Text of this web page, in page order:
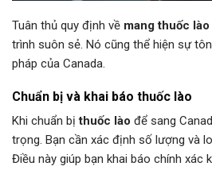
Tuân thủ quy định về mang thuốc
trình suôn sẻ. Nó cũng thể hiện sự
pháp của Canada.
Chuẩn bị và khai báo thuốc lào
Khi chuẩn bịthuốc lào để sang
trọng. Bạn cần xác định số lượng và
Điều này giúp bạn khai báo chính xác